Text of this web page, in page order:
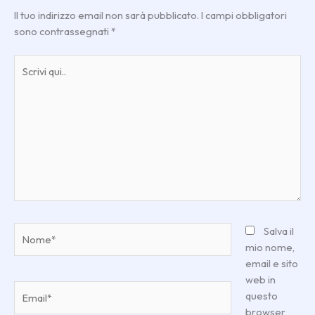
Il tuo indirizzo email non sarà pubblicato. I campi obbligatori
sono contrassegnati *
qui..
Salva il
mio nome,
email e sito
web in
questo
browser